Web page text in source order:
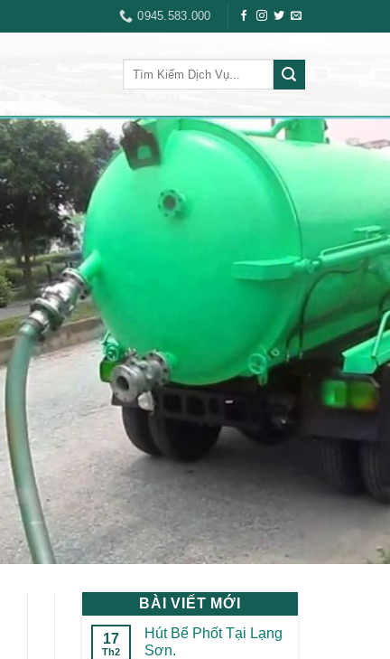
0945.583.000
BÀI VIẾT MỚI
17
Th2
Hút Bể Phốt Tại Lạng
Sơn.